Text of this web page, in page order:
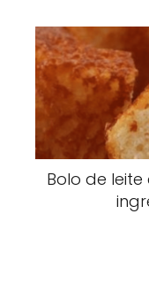
Bolo de